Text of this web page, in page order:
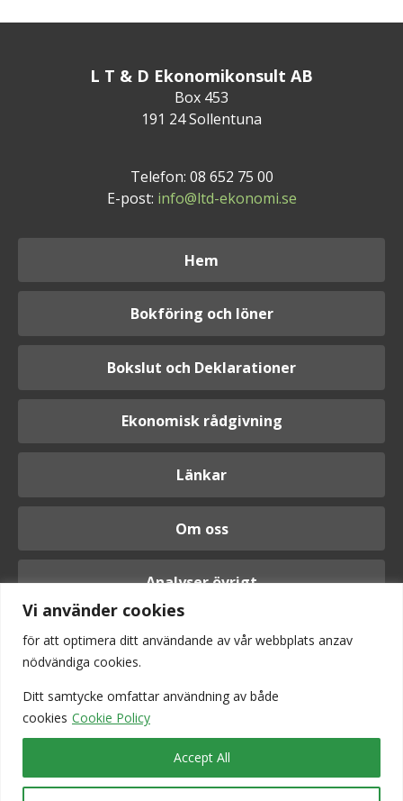
Vi använder cookies
för att optimera ditt användande av vår webbplats anzav
nödvändiga cookies.
Ditt samtycke omfattar användning av både
cookies Cookie Policy
Accept All
L T & D Ekonomikonsult AB
Box 453
191 24 Sollentuna
Telefon: 08 652 75 00
E-post: info@ltd-ekonomi.se
Hem
Bokföring och löner
Bokslut och Deklarationer
Ekonomisk rådgivning
Länkar
Om oss
Analyser övrigt